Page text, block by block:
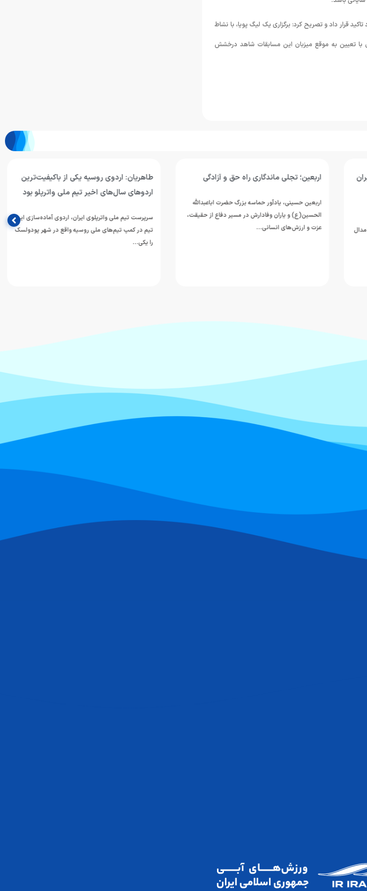
قرار داد و تصریح کرد: برگزاری یک لیگ پویا، با نشاط
با تعیین به موقع میزبان این مسابقات شاهد درخشش
طاهریان: اردوی روسیه یکی از باکیفیت‌ترین
سرپرست تیم ملی واترپلوی ایران، اردوی آماده‌سازی این
تیم در کمپ تیم‌های ملی روسیه واقع در شهر پودولسک
پیام تسلیت فدراسیون ورزش‌های آبی به
برادران تاریخ‌ساز واترپلوی ایران
فدراسیون ورزش‌های آبی در پیامی، درگذشت زنده‌یاد
علیرضا توکلی، برادر گرامی حسین و بهرام توکلی، دو
ملی‌پوش پرافتخار و از…